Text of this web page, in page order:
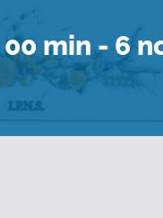
00 min - 6